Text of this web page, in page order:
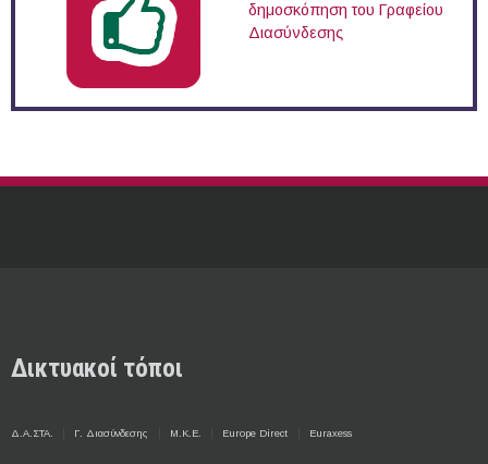
δημοσκόπηση του Γραφείου
Διασύνδεσης
Δικτυακοί τόποι
Δ.Α.ΣΤΑ. Γ. Διασύνδεσης Μ.Κ.Ε. Europe Direct Euraxess